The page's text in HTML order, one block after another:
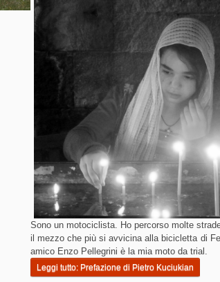
Sono un motociclista. Ho percorso molte
il mezzo che più si avvicina alla bicicletta di
amico Enzo Pellegrini è la mia moto da trial.
Leggi tutto: Prefazione di Pietro Kuciukian